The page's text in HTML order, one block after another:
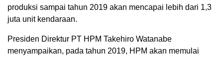
produksi sampai tahun 2019 akan mencapai lebih dari 1,3
juta unit kendaraan.
Presiden Direktur PT HPM Takehiro Watanabe
menyampaikan, pada tahun 2019, HPM akan memulai